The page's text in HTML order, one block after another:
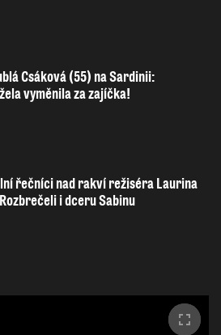
Csáková (55) na Sardinii:
vyměnila za zajíčka!
řečníci nad rakví režiséra Laurina
i dceru Sabinu